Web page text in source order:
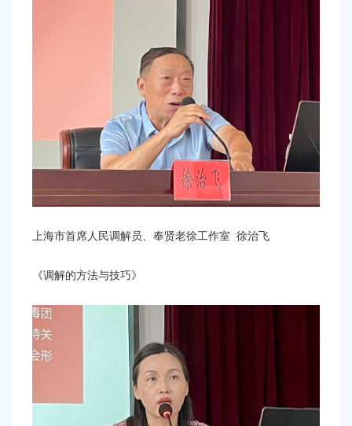
上海市首席人民调解员、奉贤老徐工作室 徐治飞
《调解的方法与技巧》